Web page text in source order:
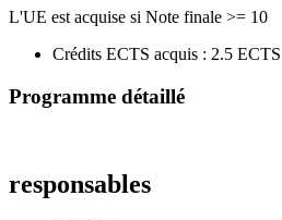
L'UE est acquise si Note finale >= 10
Crédits ECTS acquis : 2.5 ECTS
Programme détaillé
responsables